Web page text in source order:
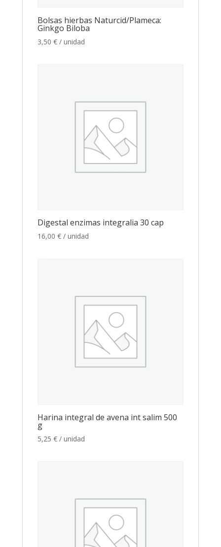
Bolsas hierbas Naturcid/Plameca:
Ginkgo Biloba
3,50 € / unidad
Digestal enzimas integralia 30 cap
16,00 € / unidad
Harina integral de avena int salim 500
g
5,25 € / unidad